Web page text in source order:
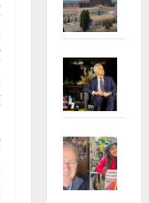
apre